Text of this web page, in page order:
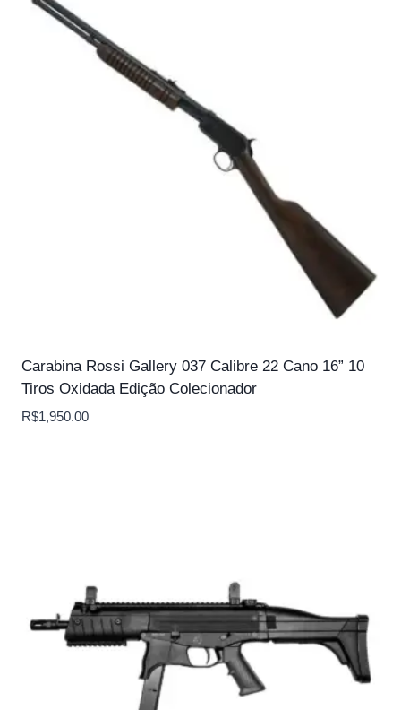
Carabina Rossi Gallery 037 Calibre 22 Cano 16” 10
Tiros Oxidada Edição Colecionador
R$1,950.00